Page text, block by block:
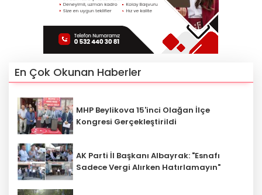
En Çok Okunan Haberler
MHP Beylikova 15'inci Olağan İlçe
Kongresi Gerçekleştirildi
AK Parti İl Başkanı Albayrak: "Esnafı
Sadece Vergi Alırken Hatırlamayın"